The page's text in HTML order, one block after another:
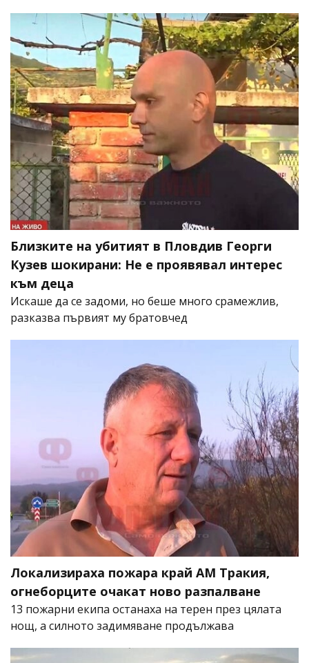
Близките на убитият в Пловдив Георги
Кузев шокирани: Не е проявявал интерес
към деца
Искаше да се задоми, но беше много срамежлив,
разказва първият му братовчед
Локализираха пожара край АМ Тракия,
огнеборците очакат ново разпалване
13 пожарни екипа останаха на терен през цялата
нощ, а силното задимяване продължава